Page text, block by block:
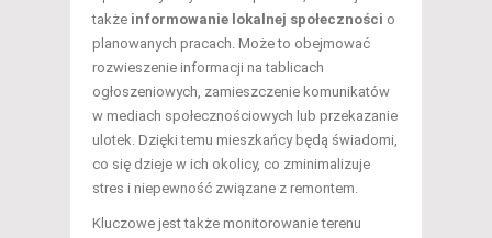
także informowanie lokalnej społeczności o
planowanych pracach. Może to obejmować
rozwieszenie informacji na tablicach
ogłoszeniowych, zamieszczenie komunikatów
w mediach społecznościowych lub przekazanie
ulotek. Dzięki temu mieszkańcy będą świadomi,
co się dzieje w ich okolicy, co zminimalizuje
stres i niepewność związane z remontem.
Kluczowe jest także monitorowanie terenu